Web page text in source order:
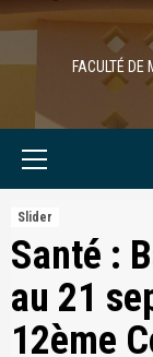
FACULTÉ DE
Slider
Santé :
au 21
12ème